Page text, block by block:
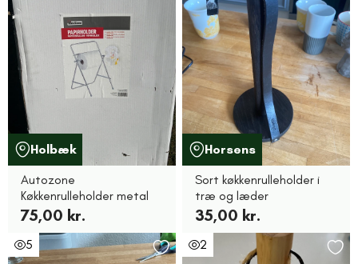
Holbæk
Autozone
Køkkenrulleholder metal
75,00 kr.
Horsens
Sort køkkenrulleholder i
træ og læder
35,00 kr.
5 2